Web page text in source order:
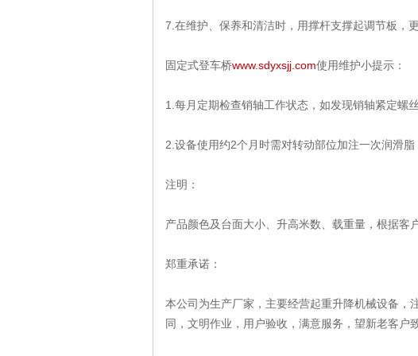
7.在维护、保养和清洁时，用撑杆支撑起调节板，更
固定式登车桥www.sdyxsjj.com使用维护小提示：
1.每月定期检查销轴工作状态，如发现销轴紧定螺
2.设备使用约2个月时需对转动部位加注一次润滑脂
注明：
产品颜色及台面大小、升高米数、载重量，根据客
郑重承诺：
本公司为生产厂家，主要经营起重升降机械设备
同，文明作业，用户验收，满意服务，望新老客户